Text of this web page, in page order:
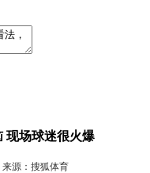
现场球迷很火爆
源：搜狐体育